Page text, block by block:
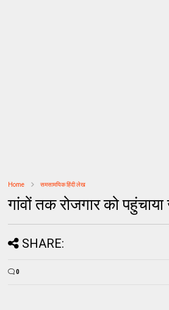
Home समसामयिक हिंदी लेख
गांवों तक रोजगार को पहुंचाया
SHARE:
0